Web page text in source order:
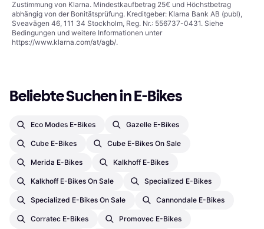
Zustimmung von Klarna. Mindestkaufbetrag 25€ und Höchstbetrag
abhängig von der Bonitätsprüfung. Kreditgeber: Klarna Bank AB (publ),
Sveavägen 46, 111 34 Stockholm, Reg. Nr.: 556737-0431. Siehe
Bedingungen und weitere Informationen unter
https://www.klarna.com/at/agb/.
Beliebte Suchen in E-Bikes
Eco Modes E-Bikes Gazelle E-Bikes
Cube E-Bikes Cube E-Bikes On Sale
Merida E-Bikes Kalkhoff E-Bikes
Kalkhoff E-Bikes On Sale Specialized E-Bikes
Specialized E-Bikes On Sale Cannondale E-Bikes
Corratec E-Bikes Promovec E-Bikes